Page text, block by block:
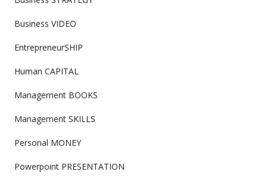
Business VIDEO
EntrepreneurSHIP
Human CAPITAL
Management BOOKS
Management SKILLS
Personal MONEY
Powerpoint PRESENTATION